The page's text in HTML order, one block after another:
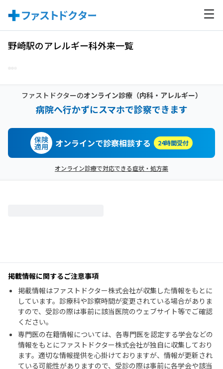
野崎駅のアレルギー科外来一覧
ファストドクターのオンライン診療（内科・アレルギー）
病院へ行かずにスマホで診察できます
保険
適用 オンラインで診察相談する 24時間受付
オンライン診療で対応できる症状・処方薬
掲載情報に関するご注意事項
掲載情報はファストドクター株式会社が収集した情報をもとに
しています。診療科や診察時間が変更されている場合がありま
すので、受診の際は事前に該当医院のウェブサイト等でご確認
ください。
専門医の在籍情報については、各専門医を認定する学会などの
情報をもとにファストドクター株式会社が独自に収集しており
ます。適切な情報提供を心掛けておりますが、情報が更新され
ている可能性がありますので、受診の際は事前に各学会や該当